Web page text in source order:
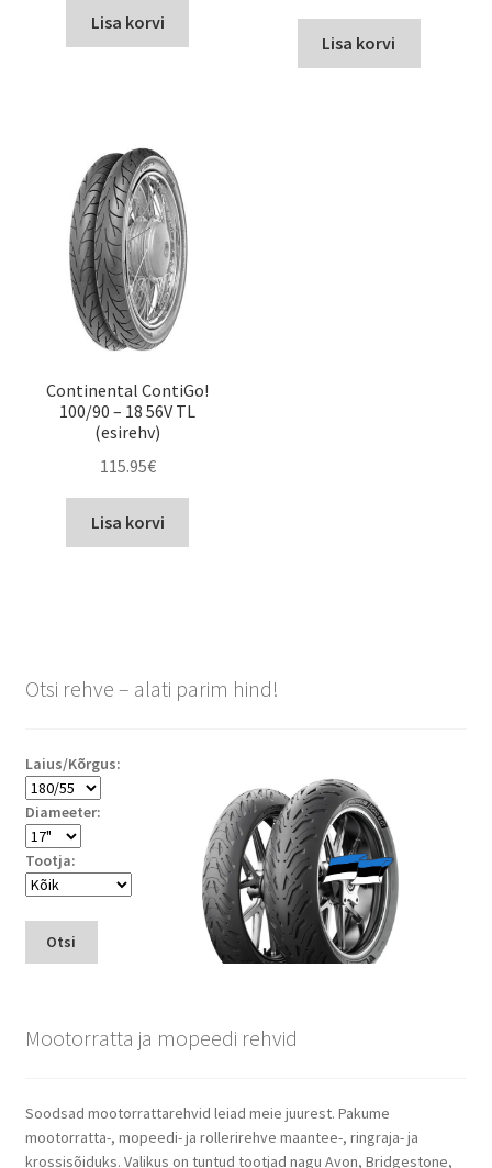
Lisa korvi
Lisa korvi
Continental ContiGo!
100/90 – 18 56V TL
(esirehv)
115.95€
Lisa korvi
Otsi rehve – alati parim hind!
Laius/Kõrgus:
Diameeter:
Tootja:
Otsi
Mootorratta ja mopeedi rehvid
Soodsad mootorrattarehvid leiad meie juurest. Pakume
mootorratta-, mopeedi- ja rollerirehve maantee-, ringraja- ja
krossisõiduks. Valikus on tuntud tootjad nagu Avon, Bridgestone,